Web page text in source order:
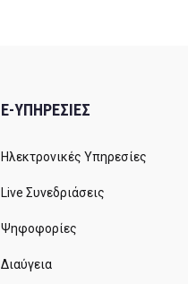
E-ΥΠΗΡΕΣΙΕΣ
Ηλεκτρονικές Υπηρεσίες
Live Συνεδριάσεις
Ψηφοφορίες
Διαύγεια